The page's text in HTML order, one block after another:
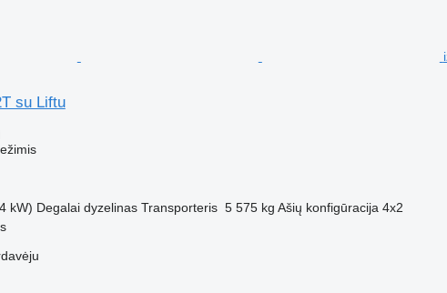
su Liftu
kW) Degalai dyzelinas Transporteris 5 575 kg Ašių konfigūracija 4x2